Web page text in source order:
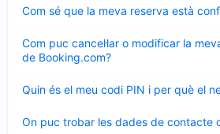
Com sé que la meva reserva està
tancat
Com puc cancel·lar o modificar la
de Booking.com?
tancat
Quin és el meu codi PIN i per què el
tancat
On puc trobar les dades de contacte
tancat